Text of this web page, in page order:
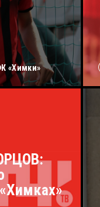
«Химки»